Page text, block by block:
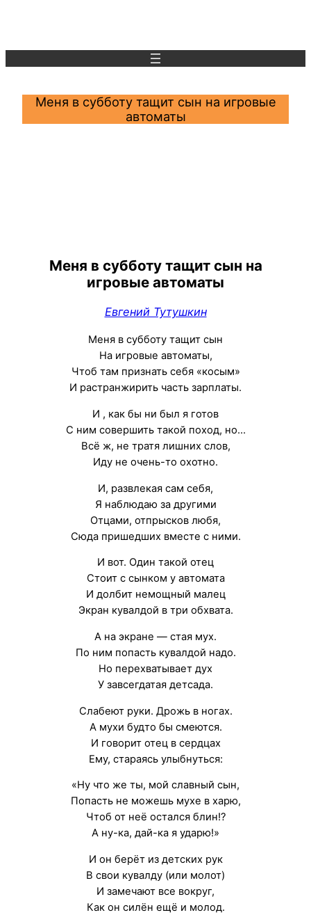
содержимому
Меня в субботу тащит сын на игровые
автоматы
Меня в субботу тащит сын на
игровые автоматы
Евгений Тутушкин
Меня в субботу тащит сын
На игровые автоматы,
Чтоб там признать себя «косым»
И растранжирить часть зарплаты.
И , как бы ни был я готов
С ним совершить такой поход, но…
Всё ж, не тратя лишних слов,
Иду не очень-то охотно.
И, развлекая сам себя,
Я наблюдаю за другими
Отцами, отпрысков любя,
Сюда пришедших вместе с ними.
И вот. Один такой отец
Стоит с сынком у автомата
И долбит немощный малец
Экран кувалдой в три обхвата.
А на экране — стая мух.
По ним попасть кувалдой надо.
Но перехватывает дух
У завсегдатая детсада.
Слабеют руки. Дрожь в ногах.
А мухи будто бы смеются.
И говорит отец в сердцах
Ему, стараясь улыбнуться:
«Ну что же ты, мой славный сын,
Попасть не можешь мухе в харю,
Чтоб от неё остался блин!?
А ну-ка, дай-ка я ударю!»
И он берёт из детских рук
В свои кувалду (или молот)
И замечают все вокруг,
Как он силён ещё и молод.